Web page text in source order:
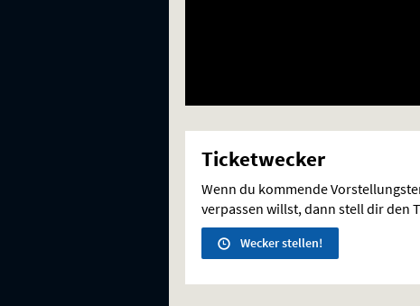
Ticketwecker
Wenn du kommende
verpassen willst, dann stell dir den
Wecker stellen!